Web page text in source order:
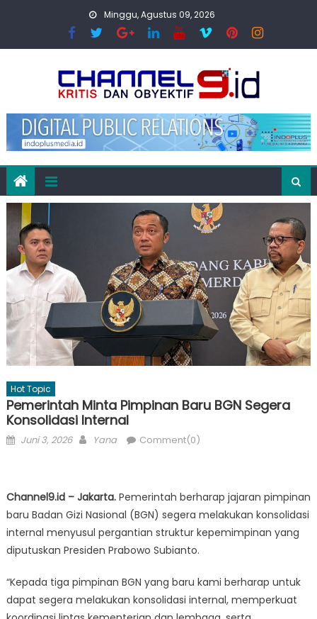
Minggu, Agustus 09, 2026
Hot Topic
Pemerintah Minta Pimpinan Baru BGN Segera
Konsolidasi Internal
Posted
Juni 3, 2026 Author
Yana Comment(0)
Channel9.id – Jakarta.Pemerintah berharap jajaran pimpinan
baru Badan Gizi Nasional (BGN) segera melakukan konsolidasi
internal menyusul pergantian struktur kepemimpinan yang
diputuskan Presiden Prabowo Subianto.
“Kepada tiga pimpinan BGN yang baru kami berharap untuk
dapat segera melakukan konsolidasi internal, memperkuat